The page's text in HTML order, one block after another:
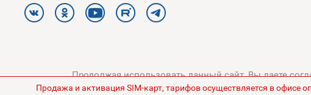
Продолжая использовать данный сайт, Вы даете
Продажа и активация SIM-карт, тарифов осуществляется в офисе